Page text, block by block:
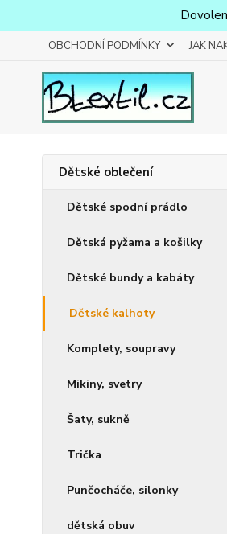
OBCHODNÍ PODMÍNKY JAK
Dětské oblečení
Dětské spodní prádlo
Dětská pyžama a košilky
Dětské bundy a kabáty
Dětské kalhoty
Komplety, soupravy
Mikiny, svetry
Šaty, sukně
Trička
Punčocháče, silonky
dětská obuv